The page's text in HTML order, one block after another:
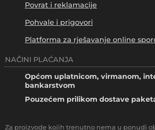
Povrat i reklamacije
Pohvale i prigovori
Platforma za rješavanje online
NAČINI PLAĆANJA
Općom uplatnicom, virmanom,
bankarstvom
Pouzećem prilikom dostave
Za proizvode kojih trenutno nema u ponudi